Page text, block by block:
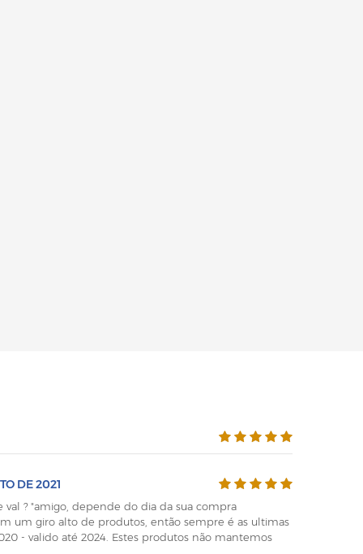
DE 2021
? "amigo, depende do dia da sua compra
um giro alto de produtos, então sempre é as ultimas
- valido até 2024. Estes produtos não mantemos